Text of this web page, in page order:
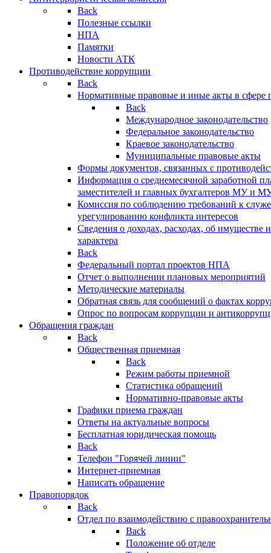
Back
Полезные ссылки
НПА
Памятки
Новости АТК
Противодействие коррупции
Back
Нормативные правовые и иные акты в сфере
Back
Международное законодательство
Федеральное законодательство
Краевое законодательство
Муниципальные правовые акты
Формы документов, связанных с
Информация о среднемесячной заработной
заместителей и главных бухгалтеров МУ и
Комиссия по соблюдению требований к
урегулированию конфликта интересов
Сведения о доходах, расходах, об имуществе
характера
Back
Федеральный портал проектов НПА
Отчет о выполнении плановых мероприятий
Методические материалы
Обратная связь для сообщений о фактах
Опрос по вопросам коррупции и
Обращения граждан
Back
Общественная приемная
Back
Режим работы приемной
Статистика обращений
Нормативно-правовые акты
Графики приема граждан
Ответы на актуальные вопросы
Бесплатная юридическая помощь
Back
Телефон "Горячей линии"
Интернет-приемная
Написать обращение
Правопорядок
Back
Отдел по взаимодействию с
Back
Положение об отделе